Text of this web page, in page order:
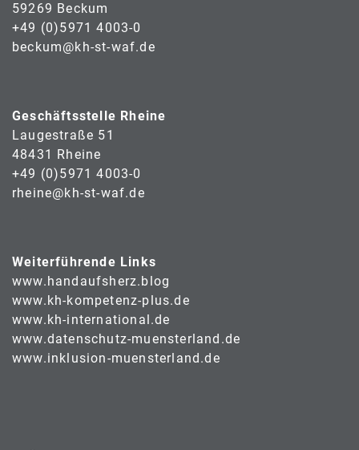
59269 Beckum
+49 (0)5971 4003-0
beckum@kh-st-waf.de
Geschäftsstelle Rheine
Laugestraße 51
48431 Rheine
+49 (0)5971 4003-0
rheine@kh-st-waf.de
Weiterführende Links
www.handaufsherz.blog
www.kh-kompetenz-plus.de
www.kh-international.de
www.datenschutz-muensterland.de
www.inklusion-muensterland.de